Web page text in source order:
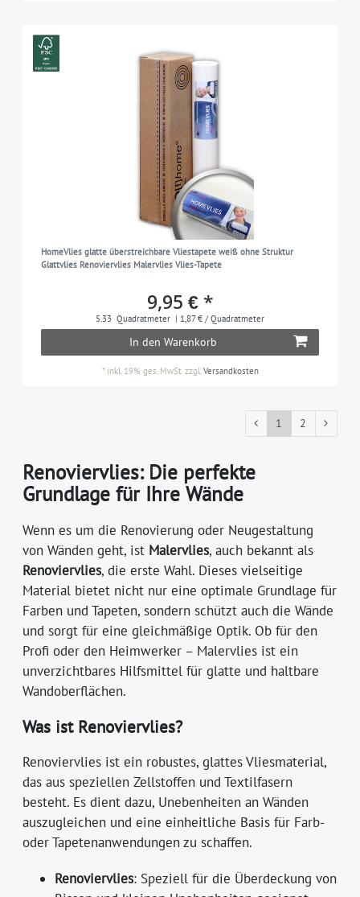
HomeVlies glatte überstreichbare Vliestapete weiß ohne Struktur
Glattvlies Renoviervlies Malervlies Vlies-Tapete
9,95 € *
5.33 Quadratmeter | 1,87 € / Quadratmeter
In den Warenkorb
* inkl. 19% ges. MwSt. zzgl. Versandkosten
1 2
Renoviervlies: Die perfekte
Grundlage für Ihre Wände
Wenn es um die Renovierung oder Neugestaltung
von Wänden geht, ist Malervlies, auch bekannt als
Renoviervlies, die erste Wahl. Dieses vielseitige
Material bietet nicht nur eine optimale Grundlage für
Farben und Tapeten, sondern schützt auch die Wände
und sorgt für eine gleichmäßige Optik. Ob für den
Profi oder den Heimwerker – Malervlies ist ein
unverzichtbares Hilfsmittel für glatte und haltbare
Wandoberflächen.
Was ist Renoviervlies?
Renoviervlies ist ein robustes, glattes Vliesmaterial,
das aus speziellen Zellstoffen und Textilfasern
besteht. Es dient dazu, Unebenheiten an Wänden
auszugleichen und eine einheitliche Basis für Farb-
oder Tapetenanwendungen zu schaffen.
Renoviervlies: Speziell für die Überdeckung von